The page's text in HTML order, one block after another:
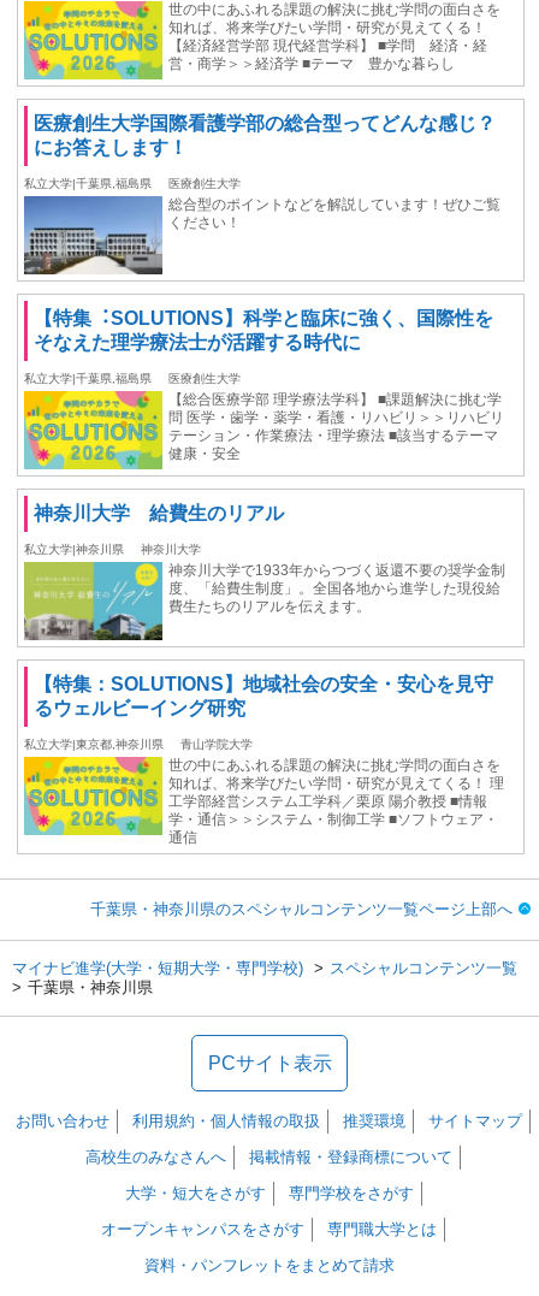
世の中にあふれる課題の解決に挑む学問の面白さを
知れば、将来学びたい学問・研究が見えてくる！
【経済経営学部 現代経営学科】 ■学問 経済・経
営・商学＞＞経済学 ■テーマ 豊かな暮らし
医療創生大学国際看護学部の総合型ってどんな感じ？
にお答えします！
私立大学|千葉県,福島県 医療創生大学
総合型のポイントなどを解説しています！ぜひご覧
ください！
【特集︓SOLUTIONS】科学と臨床に強く、国際性を
そなえた理学療法士が活躍する時代に
私立大学|千葉県,福島県 医療創生大学
【総合医療学部 理学療法学科】 ■課題解決に挑む学
問 医学・歯学・薬学・看護・リハビリ＞＞リハビリ
テーション・作業療法・理学療法 ■該当するテーマ
健康・安全
神奈川大学 給費生のリアル
私立大学|神奈川県 神奈川大学
神奈川大学で1933年からつづく返還不要の奨学金制
度、「給費生制度」。全国各地から進学した現役給
費生たちのリアルを伝えます。
【特集：SOLUTIONS】地域社会の安全・安心を見守
るウェルビーイング研究
私立大学|東京都,神奈川県 青山学院大学
世の中にあふれる課題の解決に挑む学問の面白さを
知れば、将来学びたい学問・研究が見えてくる！ 理
工学部経営システム工学科／栗原 陽介教授 ■情報
学・通信＞＞システム・制御工学 ■ソフトウェア・
通信
千葉県・神奈川県のスペシャルコンテンツ一覧ページ上部へ
マイナビ進学(大学・短期大学・専門学校)
スペシャルコンテンツ一覧
千葉県・神奈川県
PCサイト表示
お問い合わせ 利用規約・個人情報の取扱 推奨環境
サイトマップ
高校生のみなさんへ
掲載情報・登録商標について
大学・短大をさがす
専門学校をさがす
オープンキャンパスをさがす
専門職大学とは
資料・パンフレットをまとめて請求